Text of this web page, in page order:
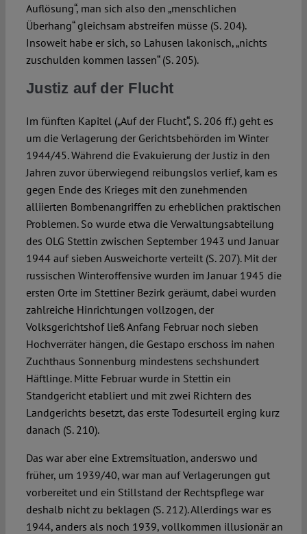
Auflösung“, man sich also den „menschlichen
Überhang“ gleichsam abstreifen müsse (S. 204).
Insoweit habe er sich, so Lahusen lakonisch, „nichts
zuschulden kommen lassen“ (S. 205).
Justiz auf der Flucht
Im fünften Kapitel („Auf der Flucht“, S. 206 ff.) geht es
um die Verlagerung der Gerichtsbehörden im Winter
1944/45. Während die Evakuierung der Justiz in den
Jahren zuvor überwiegend reibungslos verlief, kam es
gegen Ende des Krieges mit den zunehmenden
alliierten Bombenangriffen zu erheblichen praktischen
Problemen. So wurde etwa die Verwaltungsabteilung
des OLG Stettin zwischen September 1943 und Januar
1944 auf sieben Ausweichorte verteilt (S. 207). Mit der
russischen Winteroffensive wurden im Januar 1945 die
ersten Orte im Stettiner Bezirk geräumt, dabei wurden
zahlreiche Hinrichtungen vollzogen, der
Volksgerichtshof ließ Anfang Februar noch sieben
Hochverräter hängen, die Gestapo erschoss im nahen
Zuchthaus Sonnenburg mindestens sechshundert
Häftlinge. Mitte Februar wurde in Stettin ein
Standgericht etabliert und mit zwei Richtern des
Landgerichts besetzt, das erste Todesurteil erging kurz
danach (S. 210).
Das war aber eine Extremsituation, anderswo und
früher, um 1939/40, war man auf Verlagerungen gut
vorbereitet und ein Stillstand der Rechtspflege war
deshalb nicht zu beklagen (S. 212). Allerdings war es
1944, anders als noch 1939, vollkommen illusionär an